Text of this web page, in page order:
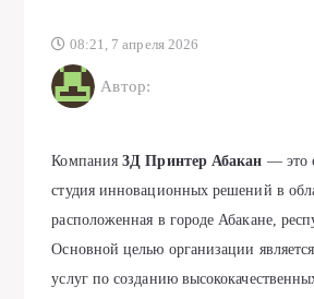
08:21, 7 апреля 2026
Автор:
Компания3Д Принтер Абакан — это
студия инновационных решений в
расположенная в городе Абакане,
Основной целью организации
услуг по созданию